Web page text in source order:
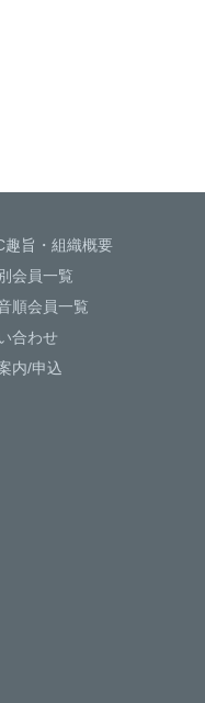
趣旨・組織概要
会員一覧
順会員一覧
合わせ
内/申込